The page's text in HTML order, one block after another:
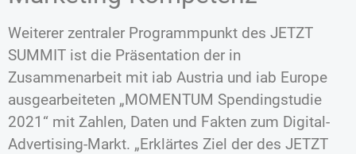
Weiterer zentraler Programmpunkt des JETZT
SUMMIT ist die Präsentation der in
Zusammenarbeit mit iab Austria und iab Europe
ausgearbeiteten „MOMENTUM Spendingstudie
2021“ mit Zahlen, Daten und Fakten zum Digital-
Advertising-Markt. „Erklärtes Ziel der des JETZT